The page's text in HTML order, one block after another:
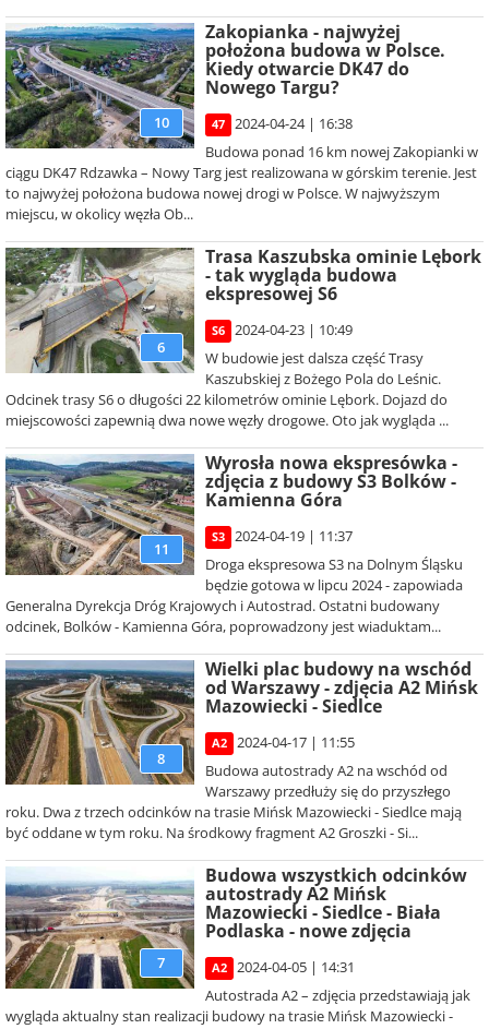
10
Zakopianka - najwyżej
położona budowa w Polsce.
Kiedy otwarcie DK47 do
Nowego Targu?
47
2024-04-24 | 16:38
Budowa ponad 16 km nowej Zakopianki w
ciągu DK47 Rdzawka – Nowy Targ jest realizowana w górskim terenie. Jest
to najwyżej położona budowa nowej drogi w Polsce. W najwyższym
miejscu, w okolicy węzła Ob...
6
Trasa Kaszubska ominie Lębork
- tak wygląda budowa
ekspresowej S6
S6
2024-04-23 | 10:49
W budowie jest dalsza część Trasy
Kaszubskiej z Bożego Pola do Leśnic.
Odcinek trasy S6 o długości 22 kilometrów ominie Lębork. Dojazd do
miejscowości zapewnią dwa nowe węzły drogowe. Oto jak wygląda ...
11
Wyrosła nowa ekspresówka -
zdjęcia z budowy S3 Bolków -
Kamienna Góra
S3
2024-04-19 | 11:37
Droga ekspresowa S3 na Dolnym Śląsku
będzie gotowa w lipcu 2024 - zapowiada
Generalna Dyrekcja Dróg Krajowych i Autostrad. Ostatni budowany
odcinek, Bolków - Kamienna Góra, poprowadzony jest wiaduktam...
8
Wielki plac budowy na wschód
od Warszawy - zdjęcia A2 Mińsk
Mazowiecki - Siedlce
A2
2024-04-17 | 11:55
Budowa autostrady A2 na wschód od
Warszawy przedłuży się do przyszłego
roku. Dwa z trzech odcinków na trasie Mińsk Mazowiecki - Siedlce mają
być oddane w tym roku. Na środkowy fragment A2 Groszki - Si...
7
Budowa wszystkich odcinków
autostrady A2 Mińsk
Mazowiecki - Siedlce - Biała
Podlaska - nowe zdjęcia
A2
2024-04-05 | 14:31
Autostrada A2 – zdjęcia przedstawiają jak
wygląda aktualny stan realizacji budowy na trasie Mińsk Mazowiecki -